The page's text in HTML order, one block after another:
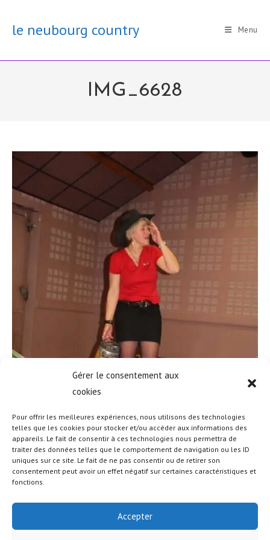
Gérer le consentement aux
cookies
Pour offrir les meilleures expériences, nous utilisons des technologies
telles que les cookies pour stocker et/ou accéder aux informations des
appareils. Le fait de consentir à ces technologies nous permettra de
traiter des données telles que le comportement de navigation ou les ID
uniques sur ce site. Le fait de ne pas consentir ou de retirer son
consentement peut avoir un effet négatif sur certaines caractéristiques et
fonctions.
Accepter
contentle neubourg country Menu
IMG_6628